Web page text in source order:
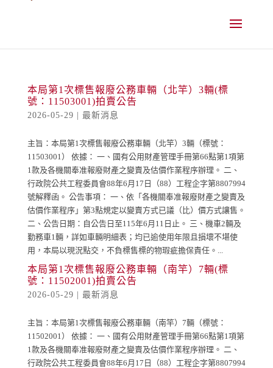
本局第1次標售報廢公務車輛（北竿）3輛(標
號：11503001)拍賣公告
2026-05-29 最新消息
主旨：本局第1次標售報廢公務車輛（北竿）3輛（標號：
11503001） 依據： 一、國有公用財產管理手冊第66點第1項第
1款及各機關奉准報廢財產之變賣及估價作業程序辦理。 二、
行政院公共工程委員會88年6月17日（88）工程企字第8807994
號解釋函。 公告事項： 一、依「各機關奉准報廢財產之變賣及
估價作業程序」第3點規定以變賣方式已議（比）價方式讓售。
二、公告日期：自公告日至115年6月11日止。 三、機車2輛及
勤務車1輛，詳如車輛明細表；均已逾使用年限且損壞不堪使
用，本局以現況點交，不負標售標的物瑕疵擔保責任。...
本局第1次標售報廢公務車輛（南竿）7輛(標
號：11502001)拍賣公告
2026-05-29 最新消息
主旨：本局第1次標售報廢公務車輛（南竿）7輛（標號：
11502001） 依據： 一、國有公用財產管理手冊第66點第1項第
1款及各機關奉准報廢財產之變賣及估價作業程序辦理。 二、
行政院公共工程委員會88年6月17日（88）工程企字第8807994